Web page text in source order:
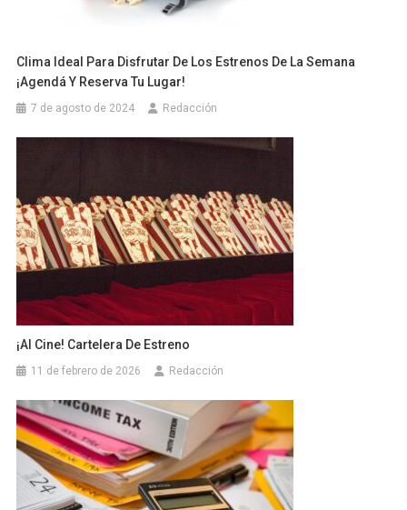
Clima Ideal Para Disfrutar De Los Estrenos De La Semana
¡Agendá Y Reserva Tu Lugar!
7 de agosto de 2024 Redacción
¡Al Cine! Cartelera De Estreno
11 de febrero de 2026 Redacción